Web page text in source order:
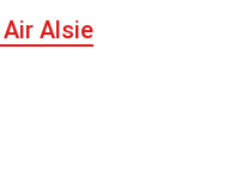
Alsie